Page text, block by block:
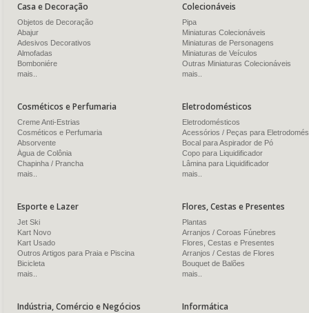
Casa e Decoração
Objetos de Decoração
Abajur
Adesivos Decorativos
Almofadas
Bomboniére
mais..
Colecionáveis
Pipa
Miniaturas Colecionáveis
Miniaturas de Personagens
Miniaturas de Veículos
Outras Miniaturas Colecionáveis
mais..
Cosméticos e Perfumaria
Creme Anti-Estrias
Cosméticos e Perfumaria
Absorvente
Água de Colônia
Chapinha / Prancha
mais..
Eletrodomésticos
Eletrodomésticos
Acessórios / Peças para
Bocal para Aspirador de Pó
Copo para Liquidificador
Lâmina para Liquidificador
mais..
Esporte e Lazer
Jet Ski
Kart Novo
Kart Usado
Outros Artigos para Praia e Piscina
Bicicleta
mais..
Flores, Cestas e Presentes
Plantas
Arranjos / Coroas Fúnebres
Flores, Cestas e Presentes
Arranjos / Cestas de Flores
Bouquet de Balões
mais..
Indústria, Comércio e Negócios Informática